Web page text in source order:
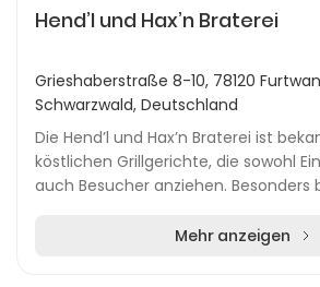
Hend’l und Hax’n Braterei
Grieshaberstraße 8-10, 78120
Schwarzwald, Deutschland
Die Hend’l und Hax’n Braterei ist
köstlichen Grillgerichte, die sowohl
auch Besucher anziehen. Besonders
Mehr anzeigen